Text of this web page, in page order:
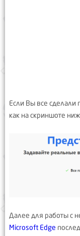
Если Вы все сделали
как на скриншоте
Далее для работы с
Microsoft Edge